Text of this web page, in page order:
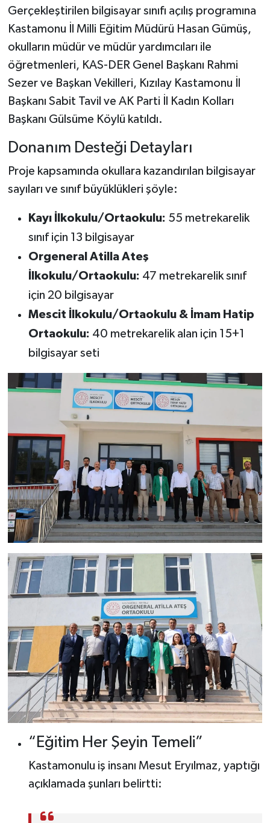
Gerçekleştirilen bilgisayar sınıfı açılış programına
Kastamonu İl Milli Eğitim Müdürü Hasan Gümüş,
okulların müdür ve müdür yardımcıları ile
öğretmenleri, KAS-DER Genel Başkanı Rahmi
Sezer ve Başkan Vekilleri, Kızılay Kastamonu İl
Başkanı Sabit Tavil ve AK Parti İl Kadın Kolları
Başkanı Gülsüme Köylü katıldı.
Donanım Desteği Detayları
Proje kapsamında okullara kazandırılan bilgisayar
sayıları ve sınıf büyüklükleri şöyle:
Kayı İlkokulu/Ortaokulu: 55 metrekarelik
sınıf için 13 bilgisayar
Orgeneral Atilla Ateş
İlkokulu/Ortaokulu: 47 metrekarelik sınıf
için 20 bilgisayar
Mescit İlkokulu/Ortaokulu & İmam Hatip
Ortaokulu: 40 metrekarelik alan için 15+1
bilgisayar seti
“Eğitim Her Şeyin Temeli”
Kastamonulu iş insanı Mesut Eryılmaz, yaptığı
açıklamada şunları belirtti: